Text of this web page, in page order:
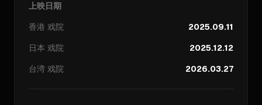
上映日期
香港 戏院
2025.09.11
日本 戏院
2025.12.12
台湾 戏院 2026.03.27